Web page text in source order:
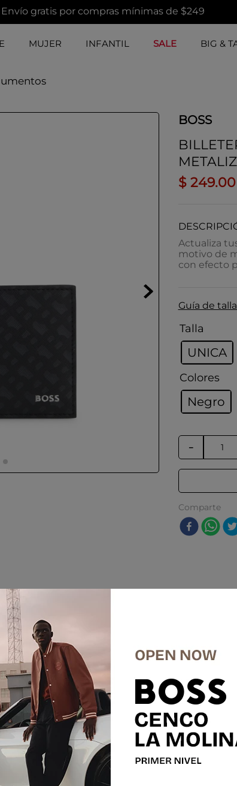
Envío gratis por compras mínimas de $249
MUJER INFANTIL SALE BIG &
BOSS
$ 249.00
Actualiza
motivo de
con efecto
Guía de
Talla
UNICA
Colores
Negro
－
Comparte